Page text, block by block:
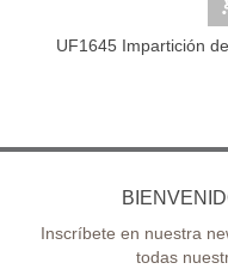
UF1645 Impartición de
Inscríbete en nuestra
todas